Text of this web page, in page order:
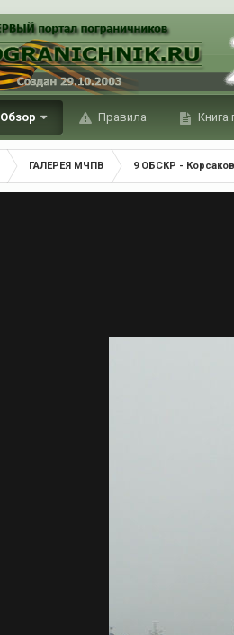
Обзор Правила Книга
ГАЛЕРЕЯ МЧПВ 9 ОБСКР - Корсаков